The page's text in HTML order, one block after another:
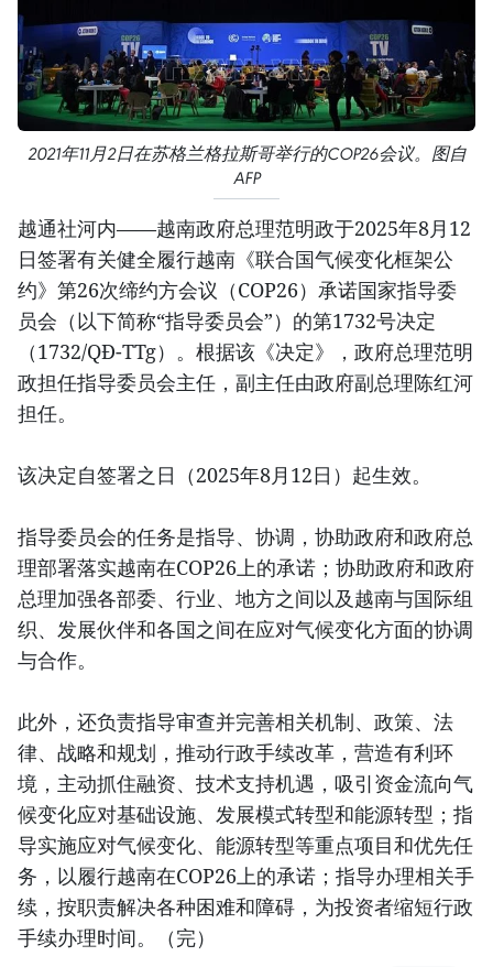
2021年11月2日在苏格兰格拉斯哥举行的COP26会议。图自
AFP
越通社河内——越南政府总理范明政于2025年8月12
日签署有关健全履行越南《联合国气候变化框架公
约》第26次缔约方会议（COP26）承诺国家指导委
员会（以下简称“指导委员会”）的第1732号决定
（1732/QĐ-TTg）。根据该《决定》，政府总理范明
政担任指导委员会主任，副主任由政府副总理陈红河
担任。
该决定自签署之日（2025年8月12日）起生效。
指导委员会的任务是指导、协调，协助政府和政府总
理部署落实越南在COP26上的承诺；协助政府和政府
总理加强各部委、行业、地方之间以及越南与国际组
织、发展伙伴和各国之间在应对气候变化方面的协调
与合作。
此外，还负责指导审查并完善相关机制、政策、法
律、战略和规划，推动行政手续改革，营造有利环
境，主动抓住融资、技术支持机遇，吸引资金流向气
候变化应对基础设施、发展模式转型和能源转型；指
导实施应对气候变化、能源转型等重点项目和优先任
务，以履行越南在COP26上的承诺；指导办理相关手
续，按职责解决各种困难和障碍，为投资者缩短行政
手续办理时间。（完）